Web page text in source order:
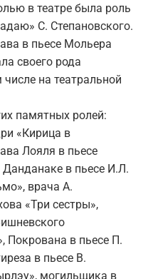
в театре была роль
С. Степановского.
в пьесе Мольера
своего рода
на театральной
памятных ролей:
«Кирица в
Лояля в пьесе
в пьесе И.Л.
врача А.
«Три сестры»,
Покрована в пьесе П.
в пьесе В.
могильщика в